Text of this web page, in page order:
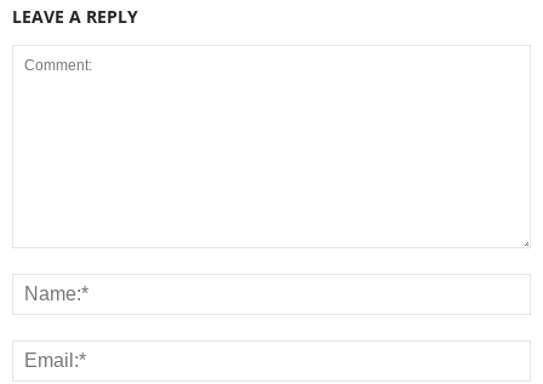
LEAVE A REPLY